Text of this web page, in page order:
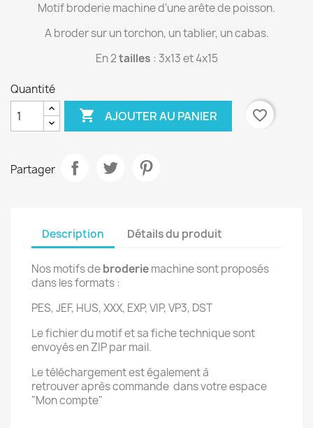
Motif broderie machine d'une arête de poisson.
A broder sur un torchon, un tablier, un cabas.
En 2tailles : 3x13 et 4x15
Quantité
 AJOUTER AU PANIER favorite_border
Partager
Description Détails du produit
Nos motifs debroderiemachine sont proposés
dans les formats :
PES, JEF, HUS, XXX, EXP, VIP, VP3, DST
Le fichier du motif et sa fiche technique sont
envoyés en ZIP par mail.
Le téléchargement est également à
retrouver après commande dans votre espace
"Mon compte"